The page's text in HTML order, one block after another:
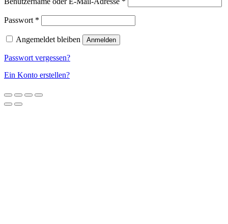
Passwort *
Angemeldet bleiben Anmelden
Passwort vergessen?
Ein Konto erstellen?